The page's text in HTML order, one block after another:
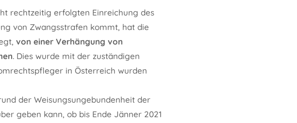
rechtzeitig erfolgten Einreichung des
von Zwangsstrafen kommt, hat die
von einer Verhängung von
. Dies wurde mit der zuständigen
in Österreich wurden
der Weisungsungebundenheit der
geben kann, ob bis Ende Jänner 2021